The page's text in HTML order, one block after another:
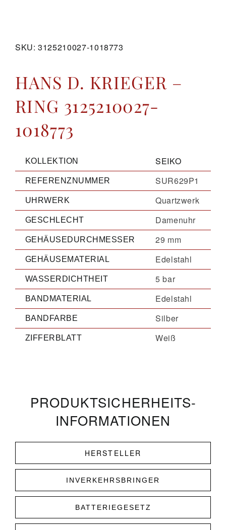
SKU:3125210027-1018773
HANS D. KRIEGER –
RING 3125210027-
1018773
KOLLEKTION SEIKO
REFERENZNUMMER SUR629P1
UHRWERK Quartzwerk
GESCHLECHT Damenuhr
GEHÄUSEDURCHMESSER 29 mm
GEHÄUSEMATERIAL Edelstahl
WASSERDICHTHEIT 5 bar
BANDMATERIAL Edelstahl
BANDFARBE Silber
ZIFFERBLATT Weiß
PRODUKT­­SICHERHEITS­
INFORMATIONEN
HERSTELLER
INVERKEHRSBRINGER
BATTERIEGESETZ